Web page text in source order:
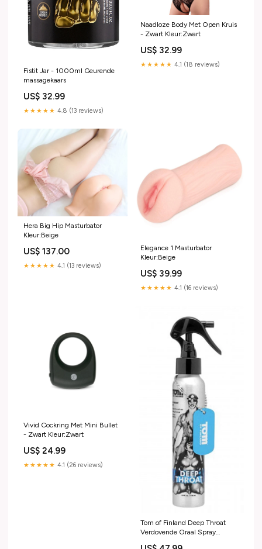
Fistit Jar - 1000ml Geurende
massagekaars
US$ 32.99
★★★★★ 4.8 (13 reviews)
Naadloze Body Met Open Kruis
- Zwart Kleur:Zwart
US$ 32.99
★★★★★ 4.1 (18 reviews)
Hera Big Hip Masturbator
Kleur:Beige
US$ 137.00
★★★★★ 4.1 (13 reviews)
Elegance 1 Masturbator
Kleur:Beige
US$ 39.99
★★★★★ 4.1 (16 reviews)
Vivid Cockring Met Mini Bullet
- Zwart Kleur:Zwart
US$ 24.99
★★★★★ 4.1 (26 reviews)
Tom of Finland Deep Throat
Verdovende Oraal Spray